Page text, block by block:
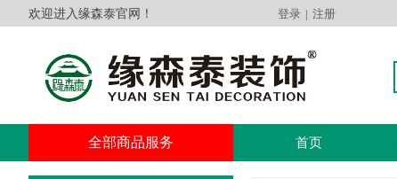
登录 | 注册
欢迎进入缘森泰官网！
首页
全部商品服务